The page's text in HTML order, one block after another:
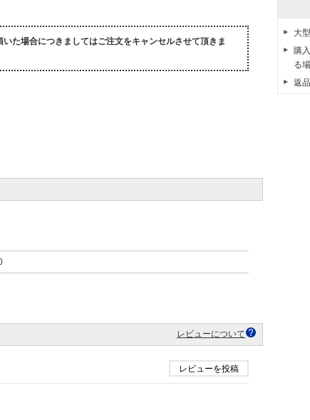
た場合につきましてはご注文をキャンセルさせて頂きま
レビューについて
レビューを投稿
大
購
る
返